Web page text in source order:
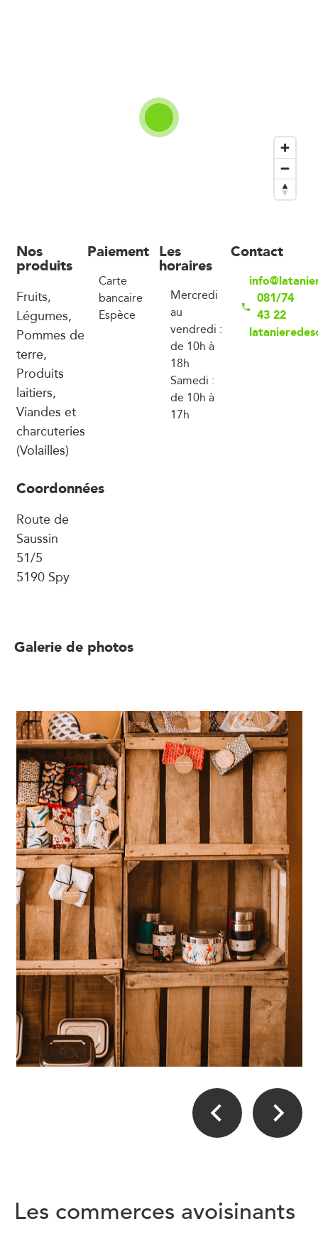
Nos
produits
Fruits,
Légumes,
Pommes de
terre,
Produits
laitiers,
Viandes et
charcuteries
(Volailles)
Paiement
Carte
bancaire
Espèce
Les
horaires
Mercredi
au
vendredi :
de 10h à
18h
Samedi :
de 10h à
17h
Contact
081/74
43 22
Coordonnées
Route de
Saussin
51/5
5190 Spy
Galerie de photos
Les commerces avoisinants